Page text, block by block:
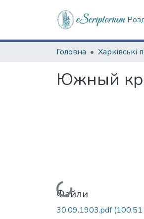
Головна
Южный
Вантажиться...
Файли
30.09.1903.pdf(100,51